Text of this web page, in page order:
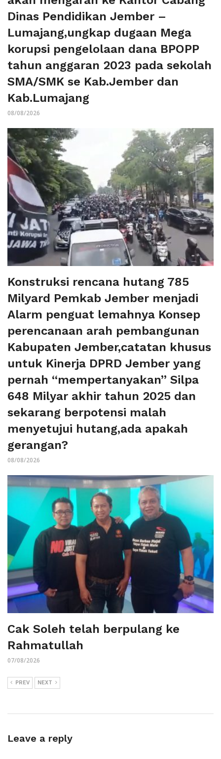
Dinas Pendidikan Jember –
Lumajang,ungkap dugaan Mega
korupsi pengelolaan dana BPOPP
tahun anggaran 2023 pada sekolah
SMA/SMK se Kab.Jember dan
Kab.Lumajang
08/08/2026
Konstruksi rencana hutang 785
Milyard Pemkab Jember menjadi
Alarm penguat lemahnya Konsep
perencanaan arah pembangunan
Kabupaten Jember,catatan khusus
untuk Kinerja DPRD Jember yang
pernah “mempertanyakan” Silpa
648 Milyar akhir tahun 2025 dan
sekarang berpotensi malah
menyetujui hutang,ada apakah
gerangan?
08/08/2026
Cak Soleh telah berpulang ke
Rahmatullah
07/08/2026
PREV NEXT
Leave a reply